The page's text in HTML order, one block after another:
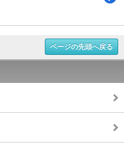
ページの先頭へ戻る